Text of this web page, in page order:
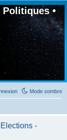
•
Mode sombre
-